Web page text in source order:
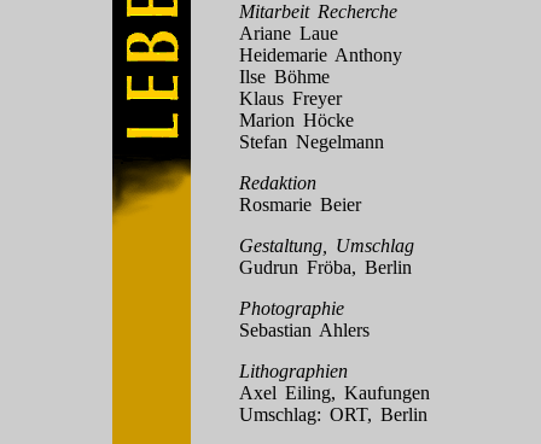
Mitarbeit Recherche
Ariane Laue
Heidemarie Anthony
Ilse Böhme
Klaus Freyer
Marion Höcke
Stefan Negelmann
Redaktion
Rosmarie Beier
Gestaltung, Umschlag
Gudrun Fröba, Berlin
Photographie
Sebastian Ahlers
Lithographien
Axel Eiling, Kaufungen
Umschlag: ORT, Berlin